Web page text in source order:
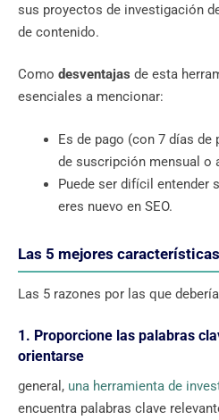
sus proyectos de investigación
de contenido.
Como desventajas de esta
esenciales a mencionar:
Es de pago (con 7 días
de suscripción mensual o
Puede ser difícil entender
eres nuevo en SEO.
Las 5 mejores
Las 5 razones por las que
1. Proporcione las palabras
orientarse
general, una herramienta de
encuentra palabras clave